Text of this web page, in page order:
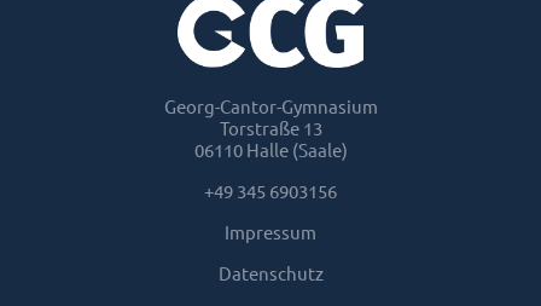
Georg-Cantor-Gymnasium
Torstraße 13
06110 Halle (Saale)
+49 345 6903156
Impressum
Datenschutz